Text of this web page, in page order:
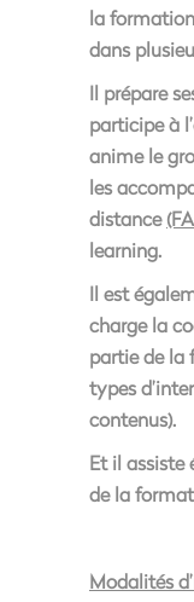
la
dans
Il prépare
participe à
anime le
les
distance
learning.
Il est
charge la
partie de la
types
contenus).
Et il assiste
de la
Modalités